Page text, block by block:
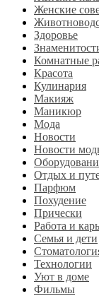
Женские
Здоровье
Комнатные
Красота
Кулинария
Макияж
Маникюр
Мода
Новости
Новости
Отдых и
Парфюм
Похудение
Прически
Работа и
Семья и дети
Технологии
Уют в доме
Фильмы